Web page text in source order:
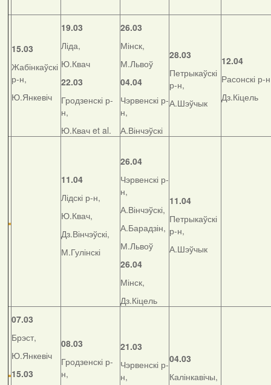
15.03
Жабінкаўскі
р-н,
Ю.Янкевіч
19.03
Ліда,
Ю.Квач
22.03
Гродзенскі р-
н,
Ю.Квач et al.
26.03
Мінск,
М.Львоў
04.04
Чэрвенскі р-
н,
А.Вінчэўскі
28.03
Петрыкаўскі
р-н,
А.Шэўчык
12.04
Расонскі р-
Дз.Кіцель
11.04
Лідскі р-н,
Ю.Квач,
Дз.Вінчэўскі,
М.Гулінскі
26.04
Чэрвенскі р-
н,
А.Вінчэўскі,
А.Барадзін,
М.Львоў
26.04
Мінск,
Дз.Кіцель
11.04
Петрыкаўскі
р-н,
А.Шэўчык
07.03
Брэст,
Ю.Янкевіч
15.03
08.03
Гродзенскі р-
н,
21.03
Чэрвенскі р-
н,
04.03
Калінкавічы,